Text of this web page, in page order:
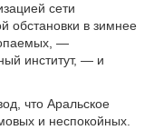
сети
обстановки в зимнее
—
институт, — и
что Аральское
и неспокойных.